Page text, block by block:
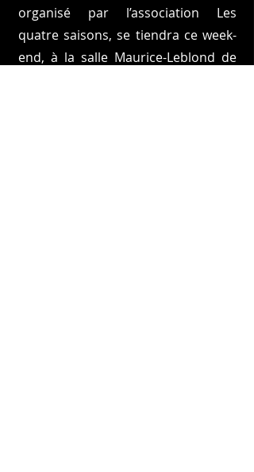
organisé par l’association Les
quatre saisons, se tiendra ce week-
end, à la salle Maurice-Leblond de